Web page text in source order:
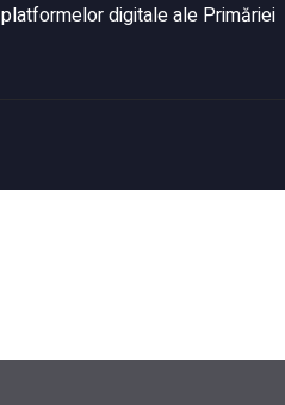
platformelor digitale ale Primăriei